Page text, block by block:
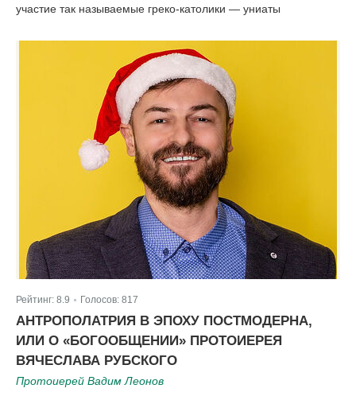
участие так называемые греко-католики — униаты
Рейтинг: 8.9 Голосов: 817
АНТРОПОЛАТРИЯ В ЭПОХУ ПОСТМОДЕРНА,
ИЛИ О «БОГООБЩЕНИИ» ПРОТОИЕРЕЯ
ВЯЧЕСЛАВА РУБСКОГО
Протоиерей Вадим Леонов